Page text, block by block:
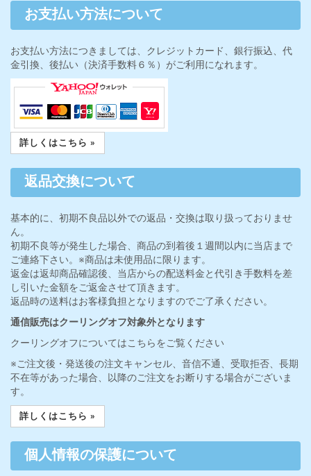
お支払い方法について
お支払い方法につきましては、クレジットカード、銀行振込、代
金引換、後払い（決済手数料６％）がご利用になれます。
詳しくはこちら »
返品交換について
基本的に、初期不良品以外での返品・交換は取り扱っておりませ
ん。
初期不良等が発生した場合、商品の到着後１週間以内に当店まで
ご連絡下さい。※商品は未使用品に限ります。
返金は返却商品確認後、当店からの配送料金と代引き手数料を差
し引いた金額をご返金させて頂きます。
返品時の送料はお客様負担となりますのでご了承ください。
通信販売はクーリングオフ対象外となります
クーリングオフについてはこちらをご覧ください
※ご注文後・発送後の注文キャンセル、音信不通、受取拒否、長期
不在等があった場合、以降のご注文をお断りする場合がございま
す。
詳しくはこちら »
個人情報の保護について